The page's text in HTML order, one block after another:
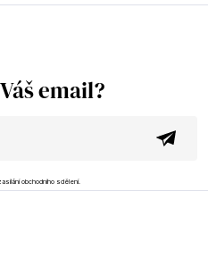
email?
obchodního sdělení.